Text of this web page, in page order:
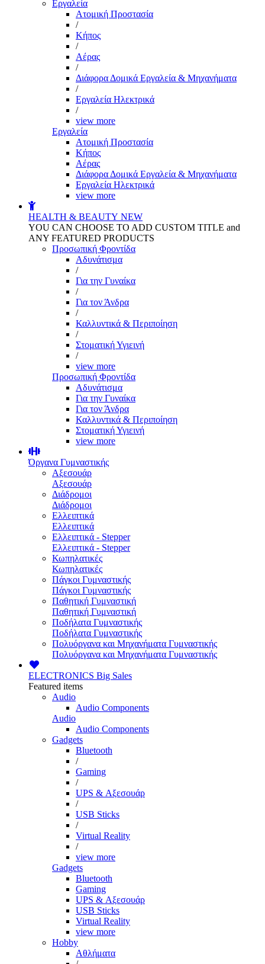
Εργαλεία
Aτομική Προστασία
/
Kήπος
/
Αέρας
/
Διάφορα Δομικά Εργαλεία & Μηχανήματα
/
Εργαλεία Ηλεκτρικά
/
view more
Εργαλεία
Aτομική Προστασία
Kήπος
Αέρας
Διάφορα Δομικά Εργαλεία & Μηχανήματα
Εργαλεία Ηλεκτρικά
view more
HEALTH & BEAUTY NEW
YOU CAN CHOOSE TO ADD CUSTOM TITLE and
ANY FEATURED PRODUCTS
Προσωπική Φροντίδα
Αδυνάτισμα
/
Για την Γυναίκα
/
Για τον Άνδρα
/
Καλλυντικά & Περιποίηση
/
Στοματική Υγιεινή
/
view more
Προσωπική Φροντίδα
Αδυνάτισμα
Για την Γυναίκα
Για τον Άνδρα
Καλλυντικά & Περιποίηση
Στοματική Υγιεινή
view more
Όργανα Γυμναστικής
Αξεσουάρ
Αξεσουάρ
Διάδρομοι
Διάδρομοι
Ελλειπτικά
Ελλειπτικά
Ελλειπτικά - Stepper
Ελλειπτικά - Stepper
Κωπηλατικές
Κωπηλατικές
Πάγκοι Γυμναστικής
Πάγκοι Γυμναστικής
Παθητική Γυμναστική
Παθητική Γυμναστική
Ποδήλατα Γυμναστικής
Ποδήλατα Γυμναστικής
Πολυόργανα και Μηχανήματα Γυμναστικής
Πολυόργανα και Μηχανήματα Γυμναστικής
ELECTRONICS Big Sales
Featured items
Audio
Audio Components
Audio
Audio Components
Gadgets
Bluetooth
/
Gaming
/
UPS & Αξεσουάρ
/
USB Sticks
/
Virtual Reality
/
view more
Gadgets
Bluetooth
Gaming
UPS & Αξεσουάρ
USB Sticks
Virtual Reality
view more
Hobby
Αθλήματα